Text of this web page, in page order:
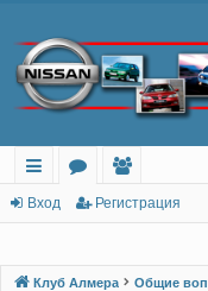
с
лк
о
м
ол
ов
Вход Регистрация
Клуб Алмера Общие